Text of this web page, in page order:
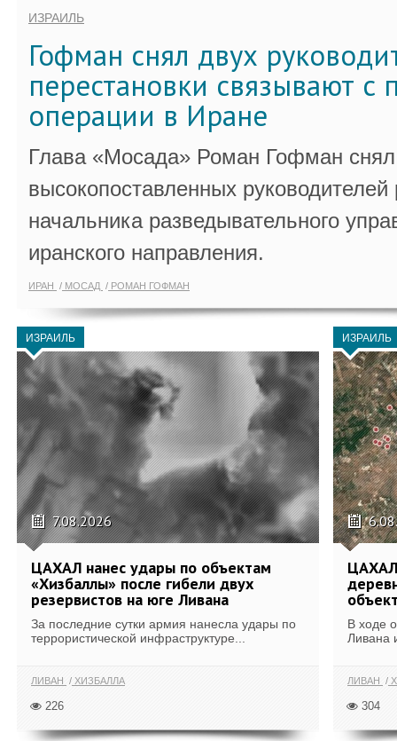
ИЗРАИЛЬ
Гофман снял двух
перестановки связывают с
операции в Иране
Глава «Мосада» Роман Гофман снял
высокопоставленных
начальника разведывательного
иранского направления.
ИРАН МОСАД РОМАН ГОФМАН
ИЗРАИЛЬ
7.08.2026
ЦАХАЛ нанес удары по объектам
«Хизбаллы» после гибели двух
резервистов на юге Ливана
За последние сутки армия нанесла удары по
террористической инфраструктуре...
ЛИВАН ХИЗБАЛЛА
226
ИЗРАИЛЬ
В ходе
Ливана
ЛИВАН
304